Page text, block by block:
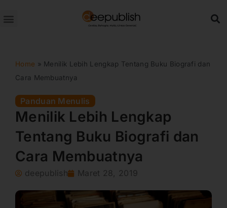
ke
Home » Menilik Lebih Lengkap Tentang Buku Biografi dan
Cara Membuatnya
Panduan Menulis
Menilik Lebih Lengkap
Tentang Buku Biografi dan
Cara Membuatnya
deepublish Maret 28, 2019